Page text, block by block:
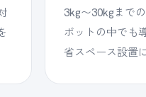
3kg〜30kgまで
ボットの中でも
省スペース設置